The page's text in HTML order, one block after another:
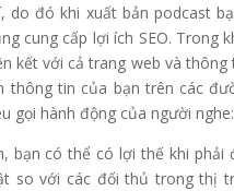
do đó khi xuất bản podcast
cung cấp lợi ích SEO. Trong
kết với cả trang web và
thông tin của bạn trên các
hành động của người
bạn có thể có lợi thế khi
so với các đối thủ trong thị